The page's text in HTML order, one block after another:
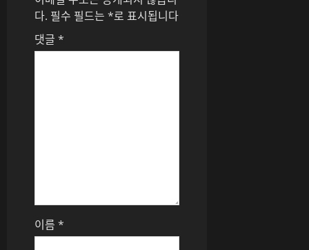
션
다. 필수 필드는 *로 표시됩니다
댓글 *
이름 *